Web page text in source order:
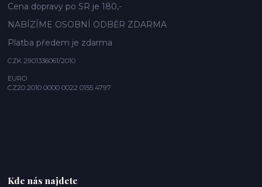
Cena dopravy po SR je 180,-
NABÍZÍME OSOBNÍ ODBĚR ZDARMA
Platba předem je zdarma
CZK 2901336061/2010
EURO
CZ20 2010 0000 0022 0155 4797
Kde nás najdete